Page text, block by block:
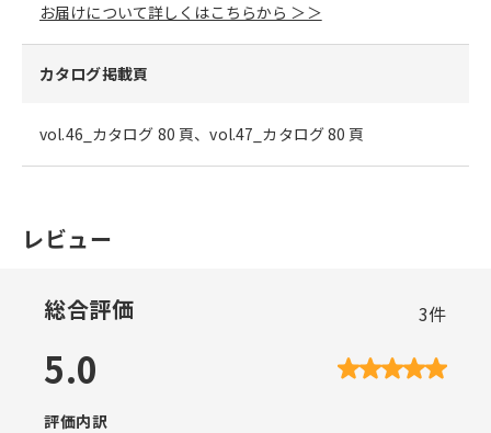
お届けについて詳しくはこちらから ＞＞
カタログ掲載頁
vol.46_カタログ 80 頁、vol.47_カタログ 80 頁
レビュー
総合評価 3件
5.0
評価内訳